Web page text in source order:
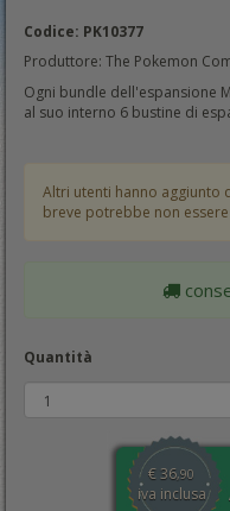
Codice: PK10377
Produttore: The Pokemon
Ogni bundle dell'espansione
al suo interno 6 bustine di
Altri utenti hanno
breve potrebbe non
Quantità
€36,90
iva inclusa